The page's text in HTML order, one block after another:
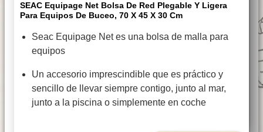
SEAC Equipage Net Bolsa De Red Plegable Y Ligera
Para Equipos De Buceo, 70 X 45 X 30 Cm
Seac Equipage Net es una bolsa de malla para
equipos
Un accesorio imprescindible que es práctico y
sencillo de llevar siempre contigo, junto al mar,
junto a la piscina o simplemente en coche